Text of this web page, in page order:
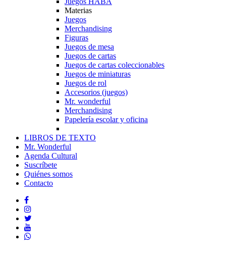
Materias
Juegos
Merchandising
Figuras
Juegos de mesa
Juegos de cartas
Juegos de cartas coleccionables
Juegos de miniaturas
Juegos de rol
Accesorios (juegos)
Mr. wonderful
Merchandising
Papelería escolar y oficina
LIBROS DE TEXTO
Mr. Wonderful
Agenda Cultural
Suscríbete
Quiénes somos
Contacto